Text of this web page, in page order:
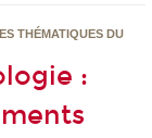
THÉMATIQUES DU
: